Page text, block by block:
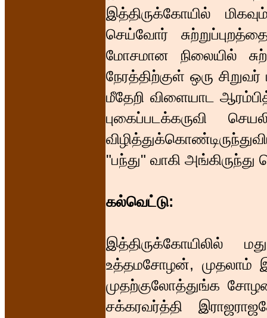
இத்திருக்கோயில்
செய்வோர்
மோசமான நிலையில்
நேரத்திற்குள் ஒரு
மீதேறி விளையாட
புகைப்படக்கருவி
"பந்து" வாகி
கல்வெட்டு:
இத்திருக்கோயிலில்
உத்தமசோழன், முதலாம்
முதற்குலோத்துங்க
சக்கரவர்த்தி